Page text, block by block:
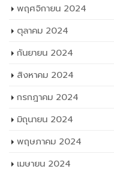
พฤศจิกายน 2024
ตุลาคม 2024
กันยายน 2024
สิงหาคม 2024
กรกฎาคม 2024
มิถุนายน 2024
พฤษภาคม 2024
เมษายน 2024